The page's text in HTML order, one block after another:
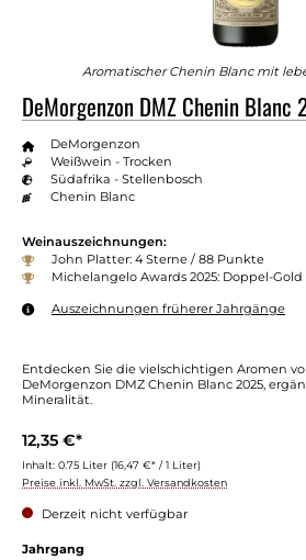
Aromatischer Chenin Blanc mit
DeMorgenzon DMZ Chenin Blanc
DeMorgenzon
Weißwein - Trocken
Südafrika - Stellenbosch
Chenin Blanc
Weinauszeichnungen:
John Platter: 4 Sterne / 88 Punkte
Michelangelo Awards 2025: Doppel-Gold
Auszeichnungen früherer Jahrgänge
Entdecken Sie die vielschichtigen Aromen
DeMorgenzon DMZ Chenin Blanc 2025,
Mineralität.
12,35 €*
Inhalt: 0.75 Liter (16,47 €* / 1 Liter)
Preise inkl. MwSt. zzgl. Versandkosten
Derzeit nicht verfügbar
Jahrgang